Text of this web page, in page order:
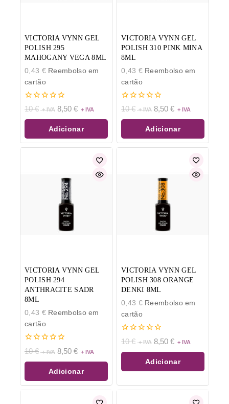
VICTORIA VYNN GEL
POLISH 295
MAHOGANY VEGA 8ML
0,43 €Reembolso em
cartão
0
de
5
10€ 8,50 €
Adicionar
VICTORIA VYNN GEL
POLISH 310 PINK MINA
8ML
0,43 €Reembolso em
cartão
0
de
5
10€ 8,50 €
Adicionar
VICTORIA VYNN GEL
POLISH 294
ANTHRACITE SADR
8ML
0,43 €Reembolso em
cartão
0
de
5
10€ 8,50 €
Adicionar
VICTORIA VYNN GEL
POLISH 308 ORANGE
DENKI 8ML
0,43 €Reembolso em
cartão
0
de
5
10€ 8,50 €
Adicionar